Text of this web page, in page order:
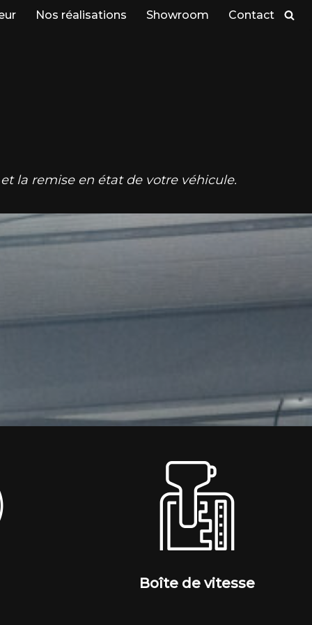
Nos réalisations Showroom Contact
la remise en état de votre véhicule.
Boîte de vitesse